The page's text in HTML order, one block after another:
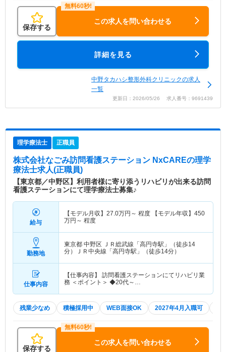
保存する
この求人を問い合わせる
詳細を見る
中野タカハシ整形外科クリニックの求人
一覧
更新日：2026/05/26 求人番号：9691439
理学療法士 正職員
株式会社なごみ訪問看護ステーション NxCAREの理学
療法士求人(正職員)
【東京都／中野区】利用者様に寄り添うリハビリが出来る訪問
看護ステーションにて理学療法士募集♪
給与
【モデル月収】 27.0万円～ 程度 【モデル年収】 450
万円～ 程度
勤務地
東京都 中野区 ＪＲ総武線「高円寺駅」（徒歩14
分）ＪＲ中央線「高円寺駅」（徒歩14分）
仕事内容
【仕事内容】 訪問看護ステーションにてリハビリ業
務 ＜ポイント＞ ◆20代～…
残業少なめ 積極採用中 WEB面接OK 2027年4月入職可
保存する
この求人を問い合わせる